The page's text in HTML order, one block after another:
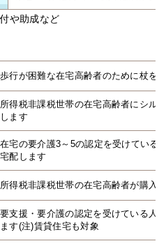
や助成など
歩行が困難な在宅高齢者のために杖を
所得税非課税世帯の在宅高齢者にシル
します
在宅の要介護3～5の認定を受けている
宅配します
所得税非課税世帯の在宅高齢者が購入
要支援・要介護の認定を受けている人
ます(注)賃貸住宅も対象